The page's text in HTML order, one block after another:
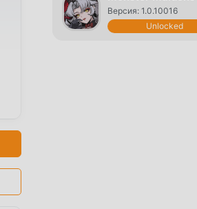
Версия: 1.0.10016
Unlocked